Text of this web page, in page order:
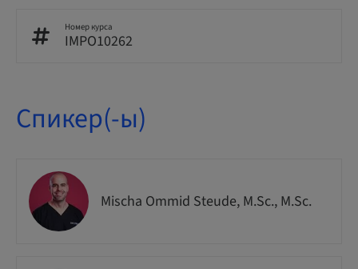
Номер курса
IMPO10262
Спикер(-ы)
Mischa Ommid Steude, M.Sc., M.Sc.